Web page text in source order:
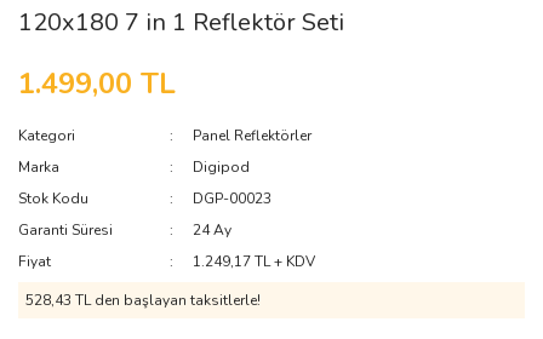
120x180 7 in 1 Reflektör Seti
1.499,00 TL
Kategori
Panel Reflektörler
Marka
Digipod
Stok Kodu
DGP-00023
Garanti Süresi
24 Ay
Fiyat
1.249,17 TL + KDV
528,43 TL den başlayan taksitlerle!